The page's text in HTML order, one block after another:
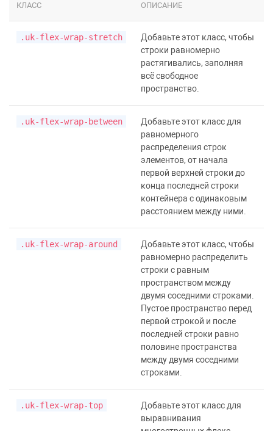
КЛАСС ОПИСАНИЕ
.uk-flex-wrap-stretch
Добавьте этот класс, чтобы
строки равномерно
растягивались, заполняя
всё свободное
пространство.
.uk-flex-wrap-between
Добавьте этот класс для
равномерного
распределения строк
элементов, от начала
первой верхней строки до
конца последней строки
контейнера с одинаковым
расстоянием между ними.
.uk-flex-wrap-around
Добавьте этот класс, чтобы
равномерно распределить
строки с равным
пространством между
двумя соседними строками.
Пустое пространство перед
первой строкой и после
последней строки равно
половине пространства
между двумя соседними
строками.
.uk-flex-wrap-top
Добавьте этот класс для
выравнивания